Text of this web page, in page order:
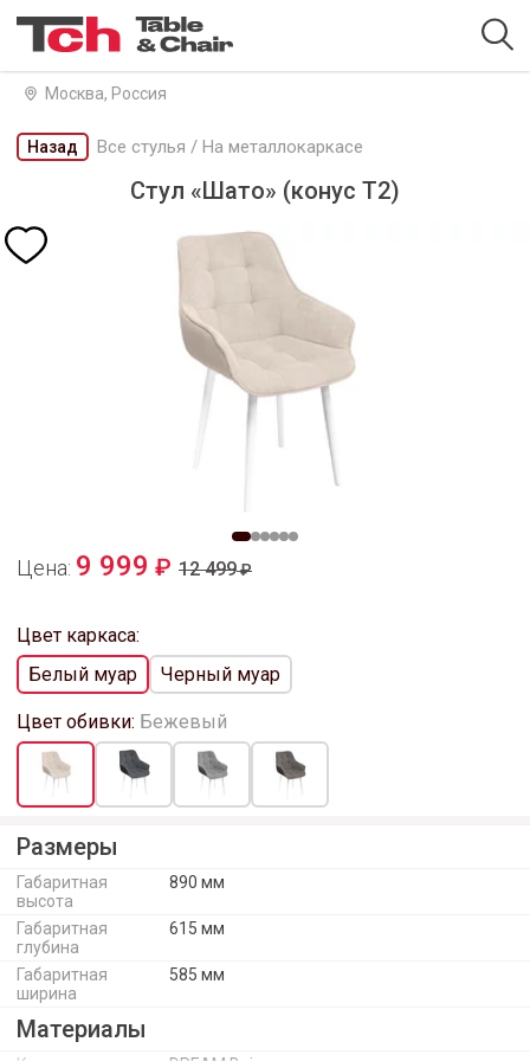
Москва, Россия
Назад Все стулья / На металлокаркасе
Стул «Шато» (конус Т2)
Цена: 9 999 12 499
Цвет каркаса:
Белый муар
Черный муар
Цвет обивки: Бежевый
Размеры
Габаритная
высота
890 мм
Габаритная
глубина
615 мм
Габаритная
ширина
585 мм
Материалы